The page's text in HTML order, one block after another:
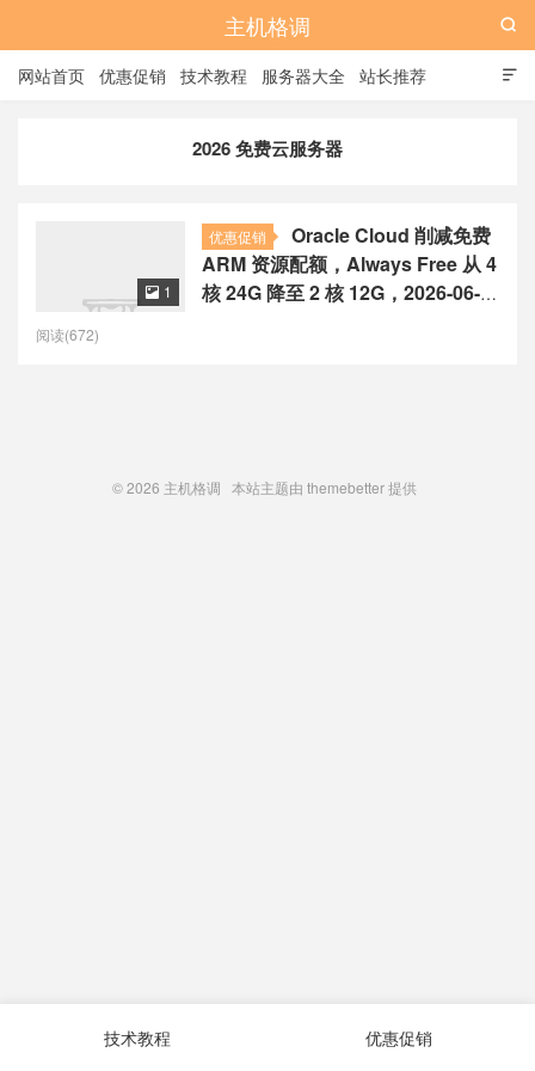
主机格调

网站首页 优惠促销 技术教程 服务器大全 站长推荐

2026 免费云服务器
优惠促销
Oracle Cloud 削减免费
ARM 资源配额，Always Free 从 4
核 24G 降至 2 核 12G，2026-06-
 1
阅读(672)
© 2026 主机格调 本站主题由 themebetter提供
技术教程 优惠促销